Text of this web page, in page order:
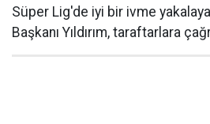
Süper Lig'de iyi bir ivme
Başkanı Yıldırım, taraftarlara